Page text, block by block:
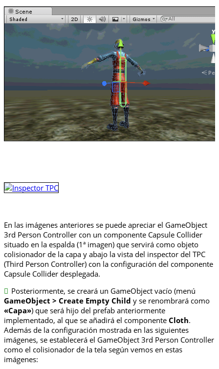
En las imágenes anteriores se puede apreciar el GameObject
3rd Person Controller con un componente Capsule Collider
situado en la espalda (1ª imagen) que servirá como objeto
colisionador de la capa y abajo la vista del inspector del TPC
(Third Person Controller) con la configuración del componente
Capsule Collider desplegada.
Posteriormente, se creará un GameObject vacío (menú
GameObject > Create Empty Child y se renombrará como
«Capa») que será hijo del prefab anteriormente
implementado, al que se añadirá el componente Cloth.
Además de la configuración mostrada en las siguientes
imágenes, se establecerá el GameObject 3rd Person Controller
como el colisionador de la tela según vemos en estas
imágenes: